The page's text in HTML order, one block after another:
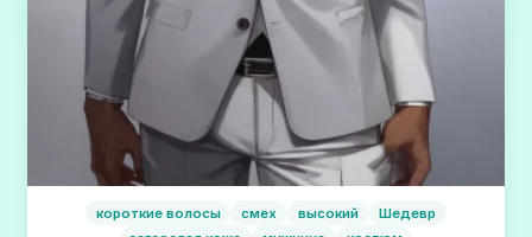
короткие волосы смех высокий
Шедевр